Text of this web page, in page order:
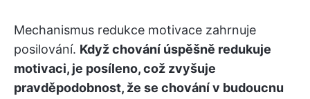
Mechanismus redukce motivace zahrnuje
posilování. Když chování úspěšně redukuje
motivaci, je posíleno, což zvyšuje
pravděpodobnost, že se chování v budoucnu